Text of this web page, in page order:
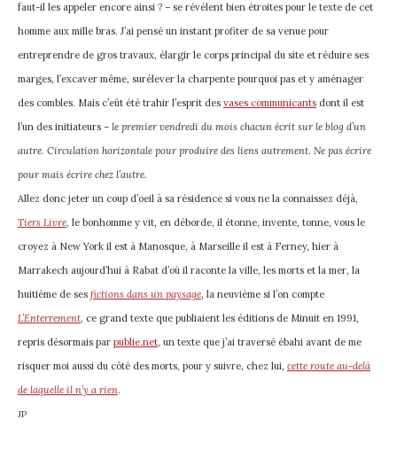
faut-il les appeler encore ainsi ? – se révèlent bien étroites pour le texte de cet
homme aux mille bras. J’ai pensé un instant profiter de sa venue pour
entreprendre de gros travaux, élargir le corps principal du site et réduire ses
marges, l’excaver même, surélever la charpente pourquoi pas et y aménager
des combles. Mais c’eût été trahir l’esprit des vases communicants dont il est
l’un des initiateurs – le premier vendredi du mois chacun écrit sur le blog d’un
autre. Circulation horizontale pour produire des liens autrement. Ne pas écrire
pour mais écrire chez l’autre.
Allez donc jeter un coup d’oeil à sa résidence si vous ne la connaissez déjà,
Tiers Livre, le bonhomme y vit, en déborde, il étonne, invente, tonne, vous le
croyez à New York il est à Manosque, à Marseille il est à Ferney, hier à
Marrakech aujourd’hui à Rabat d’où il raconte la ville, les morts et la mer, la
huitième de ses fictions dans un paysage, la neuvième si l’on compte
L’Enterrement, ce grand texte que publiaient les éditions de Minuit en 1991,
repris désormais par publie.net, un texte que j’ai traversé ébahi avant de me
risquer moi aussi du côté des morts, pour y suivre, chez lui, cette route au-delà
de laquelle il n’y a rien.
JP